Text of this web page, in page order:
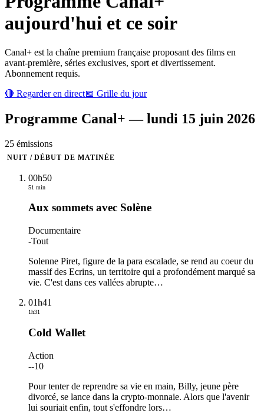
aujourd'hui et ce soir
Canal+ est la chaîne premium française proposant des films en
avant-première, séries exclusives, sport et divertissement.
Abonnement requis.
🔴 Regarder en direct📅 Grille du jour
Programme Canal+ —lundi 15 juin 2026
25 émissions
NUIT / DÉBUT DE MATINÉE
00h50
51 min
Aux sommets avec Solène
Documentaire
-Tout
Solenne Piret, figure de la para escalade, se rend au coeur du
massif des Ecrins, un territoire qui a profondément marqué sa
vie. C'est dans ces vallées abrupte…
01h41
1h31
Cold Wallet
Action
--10
Pour tenter de reprendre sa vie en main, Billy, jeune père
divorcé, se lance dans la crypto-monnaie. Alors que l'avenir
lui souriait enfin, tout s'effondre lors…